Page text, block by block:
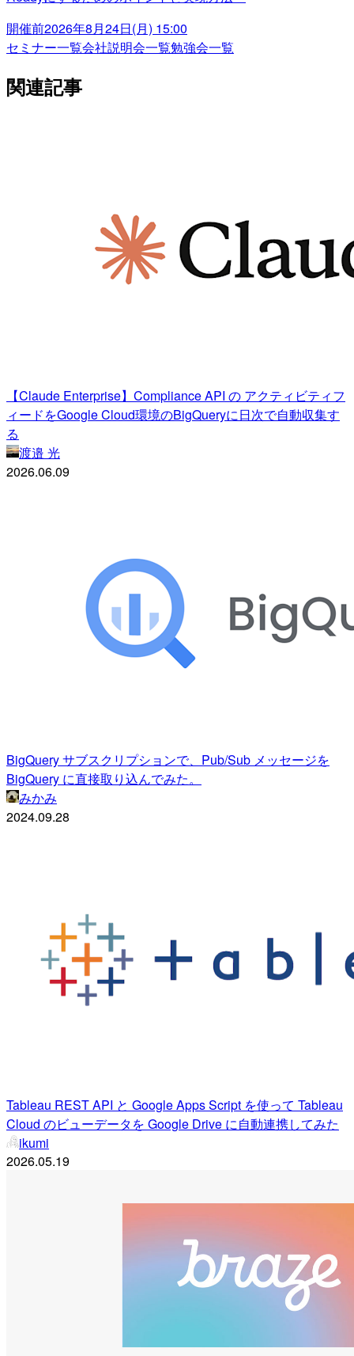
開催前2026年8月24日(月) 15:00
セミナー一覧会社説明会一覧勉強会一覧
関連記事
【Claude Enterprise】Compliance API の アクティビティフ
ィードをGoogle Cloud環境のBigQueryに日次で自動収集す
る
渡邉 光
2026.06.09
BigQuery サブスクリプションで、Pub/Sub メッセージを
BigQuery に直接取り込んでみた。
みかみ
2024.09.28
Tableau REST API と Google Apps Script を使って Tableau
Cloud のビューデータを Google Drive に自動連携してみた
ikumi
2026.05.19